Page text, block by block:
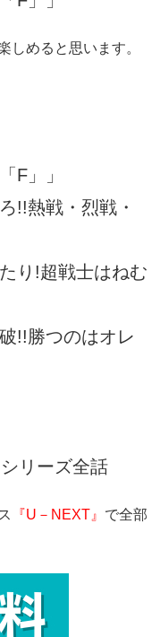
しめると思います。
F」」
!!熱戦・烈戦・
り!超戦士はねむ
!!勝つのはオレ
リーズ全話
『U－NEXT』 で全部